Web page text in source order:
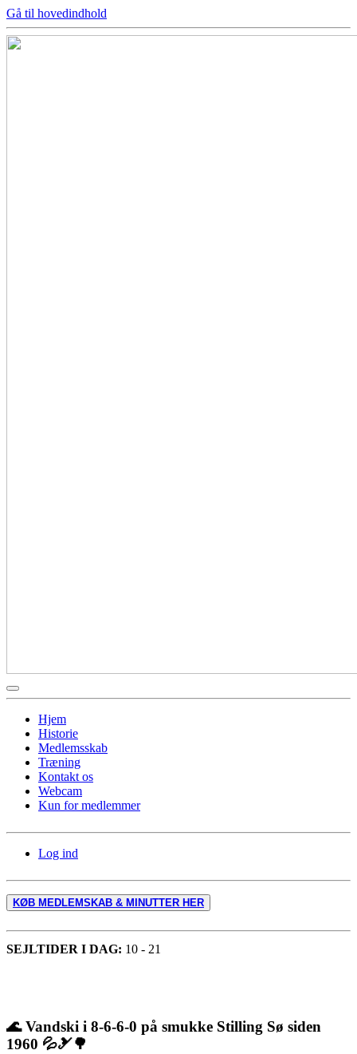
Gå til hovedindhold
Toggle
Hjem
Historie
Medlemsskab
Træning
Kontakt os
Webcam
Kun for medlemmer
Log ind
KØB MEDLEMSKAB & MINUTTER HER
SEJLTIDER I DAG: 10 - 21
🌊Vandski i 8-6-6-0 på smukke Stilling Sø siden
1960 💦🎿🌳